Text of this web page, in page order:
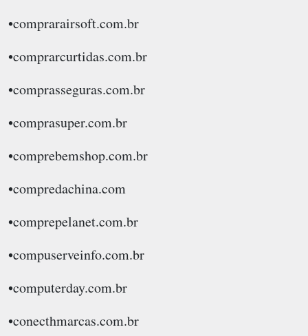
•comprarairsoft.com.br
•comprarcurtidas.com.br
•comprasseguras.com.br
•comprasuper.com.br
•comprebemshop.com.br
•compredachina.com
•comprepelanet.com.br
•compuserveinfo.com.br
•computerday.com.br
•conecthmarcas.com.br